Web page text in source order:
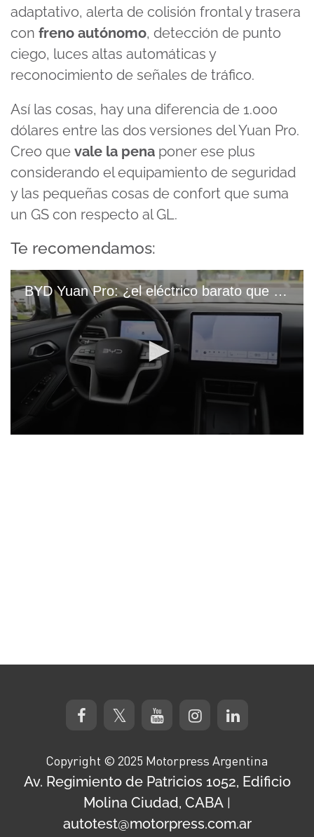
adaptativo, alerta de colisión frontal y trasera
con freno autónomo, detección de punto
ciego, luces altas automáticas y
reconocimiento de señales de tráfico.
Así las cosas, hay una diferencia de 1.000
dólares entre las dos versiones del Yuan Pro.
Creo que vale la pena poner ese plus
considerando el equipamiento de seguridad
y las pequeñas cosas de confort que suma
un GS con respecto al GL.
Te recomendamos:
BYD Yuan Pro: ¿el eléctrico barato que puede matar a los SUV nafteros?.mp4
Copyright © 2025 Motorpress Argentina
Av. Regimiento de Patricios 1052, Edificio
Molina Ciudad, CABA |
autotest@motorpress.com.ar